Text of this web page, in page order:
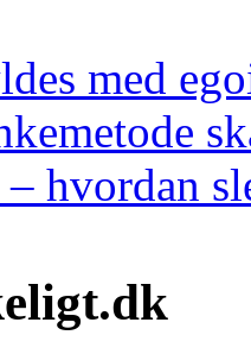
med
hvordan